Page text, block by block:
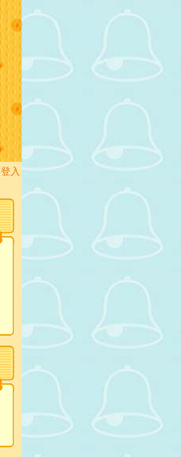
登入